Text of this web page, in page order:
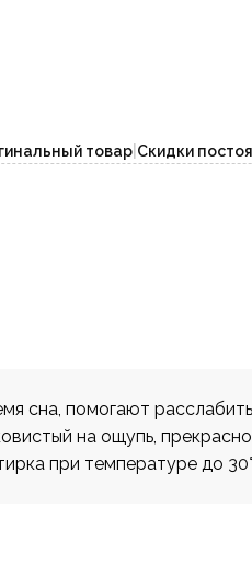
товар Скидки
сна, помогают
на ощупь,
при температуре до